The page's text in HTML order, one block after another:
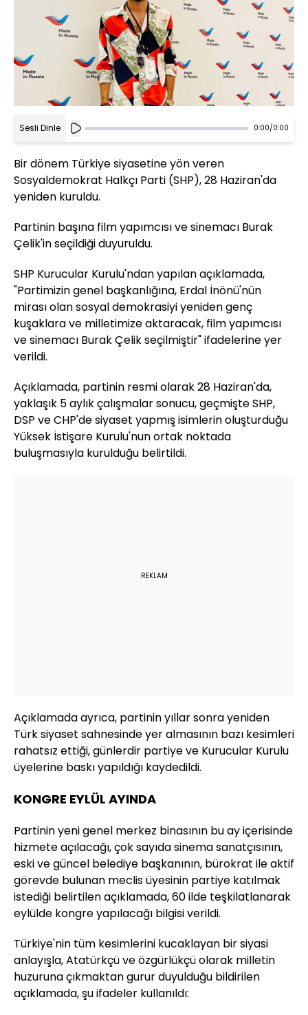
Sesli Dinle 0:00/0:00
Bir dönem Türkiye siyasetine yön veren
Sosyaldemokrat Halkçı Parti (SHP), 28 Haziran'da
yeniden kuruldu.
Partinin başına film yapımcısı ve sinemacı Burak
Çelik'in seçildiği duyuruldu.
SHP Kurucular Kurulu'ndan yapılan açıklamada,
"Partimizin genel başkanlığına, Erdal İnönü'nün
mirası olan sosyal demokrasiyi yeniden genç
kuşaklara ve milletimize aktaracak, film yapımcısı
ve sinemacı Burak Çelik seçilmiştir" ifadelerine yer
verildi.
Açıklamada, partinin resmi olarak 28 Haziran'da,
yaklaşık 5 aylık çalışmalar sonucu, geçmişte SHP,
DSP ve CHP'de siyaset yapmış isimlerin oluşturduğu
Yüksek İstişare Kurulu'nun ortak noktada
buluşmasıyla kurulduğu belirtildi.
REKLAM
Açıklamada ayrıca, partinin yıllar sonra yeniden
Türk siyaset sahnesinde yer almasının bazı kesimleri
rahatsız ettiği, günlerdir partiye ve Kurucular Kurulu
üyelerine baskı yapıldığı kaydedildi.
KONGRE EYLÜL AYINDA
Partinin yeni genel merkez binasının bu ay içerisinde
hizmete açılacağı, çok sayıda sinema sanatçısının,
eski ve güncel belediye başkanının, bürokrat ile aktif
görevde bulunan meclis üyesinin partiye katılmak
istediği belirtilen açıklamada, 60 ilde teşkilatlanarak
eylülde kongre yapılacağı bilgisi verildi.
Türkiye'nin tüm kesimlerini kucaklayan bir siyasi
anlayışla, Atatürkçü ve özgürlükçü olarak milletin
huzuruna çıkmaktan gurur duyulduğu bildirilen
açıklamada, şu ifadeler kullanıldı: